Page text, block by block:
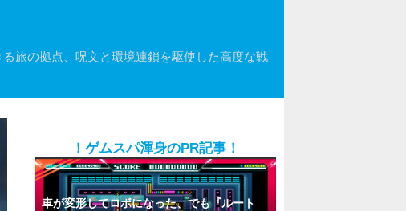
旅の拠点、呪文と環境連鎖を駆使した高度な戦
！ゲムスパ渾身のPR記事！
車が変形してロボになった、でも『ルート